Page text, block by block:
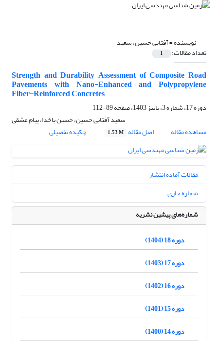
نویسنده =آفتابی حسین، سعید
تعداد مقالات: 1
Strength and Durability Assessment of Composite Road
Pavements with Nano-Enhanced and Polypropylene
Fiber-Reinforced Concretes
دوره 17، شماره 3، پاییز 1403، صفحه
89-112
سعید آفتابی حسین، حسین باخدا، پیام عشقی
مشاهده مقاله
اصل مقاله 1.53 M چکیده تفصیلی
مقالات آماده انتشار
شماره جاری
شماره‌های پیشین نشریه
دوره 18 (1404)
دوره 17 (1403)
دوره 16 (1402)
دوره 15 (1401)
دوره 14 (1400)